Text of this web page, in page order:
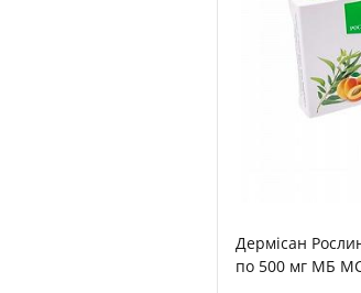
Дермісан
по 500 мг МБ